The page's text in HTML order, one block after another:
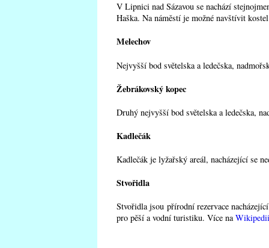
V Lipnici nad Sázavou se nachází
Haška. Na náměstí je možné navštívit
Melechov
Nejvyšší bod světelska a ledečska,
Žebrákovský kopec
Druhý nejvyšší bod světelska a ledečska,
Kadlečák
Kadlečák je lyžařský areál, nacházející se
Stvořidla
Stvořidla jsou přírodní rezervace
pro pěší a vodní turistiku. Více naWikipedii